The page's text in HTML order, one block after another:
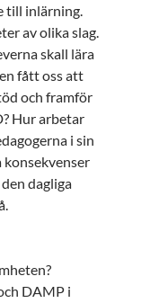
till inlärning.
av olika slag.
skall lära
fått oss att
och framför
Hur arbetar
i sin
konsekvenser
dagliga
DAMP i